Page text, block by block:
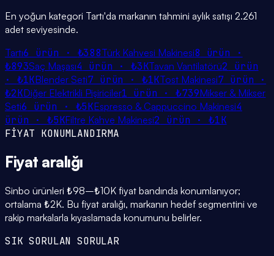
En yoğun kategori Tartı'da markanın tahmini aylık satışı 2.261
adet seviyesinde.
Tartı6 ürün · ₺388Türk Kahvesi Makinesi8 ürün ·
₺893Saç Maşası4 ürün · ₺3KTavan Vantilatörü2
ürün
· ₺1KBlender Seti7 ürün · ₺1KTost Makinesi7 ürün ·
₺2KDiğer Elektrikli Pişiriciler1 ürün ·₺739Mikser & Mikser
Seti6 ürün · ₺5KEspresso & Cappuccino Makinesi4
ürün · ₺5KFiltre Kahve Makinesi2 ürün · ₺1K
FİYAT KONUMLANDIRMA
Fiyat aralığı
Sinbo ürünleri ₺98–₺10K fiyat bandında konumlanıyor;
ortalama ₺2K. Bu fiyat aralığı, markanın hedef segmentini ve
rakip markalarla kıyaslamada konumunu belirler.
SIK SORULAN SORULAR